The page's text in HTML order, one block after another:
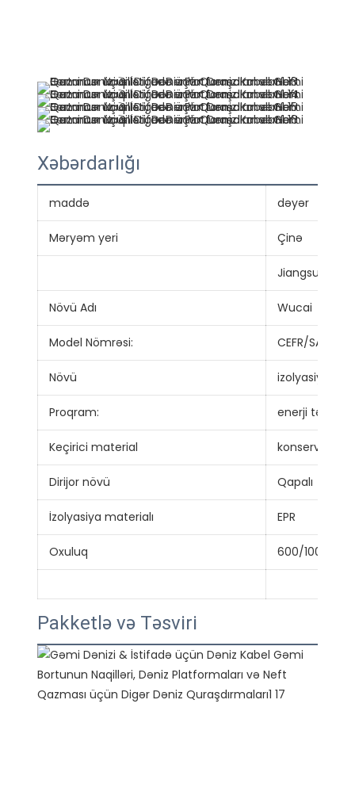
Xəbərdarlığı
maddə dəyər
Məryəm yeri Çinə
Jiangsu
Növü Adı Wucai
Model Nömrəsi: CEFR/SA
Növü izolyasiya
Proqram: enerji
Keçirici material
Dirijor növü Qapalı
İzolyasiya materialı EPR
Oxuluq 600/1000V
Pakketlə və Təsviri